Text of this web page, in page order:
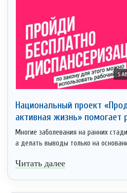
5
Национальный проект
активная жизнь» помогает
Многие заболевания на ранних
а делать выводы только на
Читать далее